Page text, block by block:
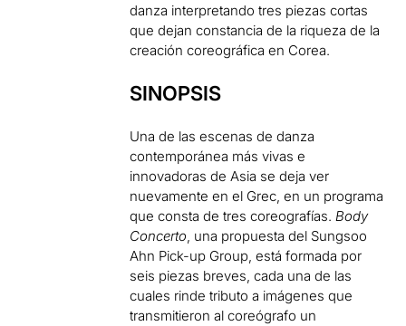
danza interpretando tres piezas cortas
que dejan constancia de la riqueza de la
creación coreográfica en Corea.
SINOPSIS
Una de las escenas de danza
contemporánea más vivas e
innovadoras de Asia se deja ver
nuevamente en el Grec, en un programa
que consta de tres coreografías.Body
Concerto, una propuesta del Sungsoo
Ahn Pick-up Group, está formada por
seis piezas breves, cada una de las
cuales rinde tributo a imágenes que
transmitieron al coreógrafo un